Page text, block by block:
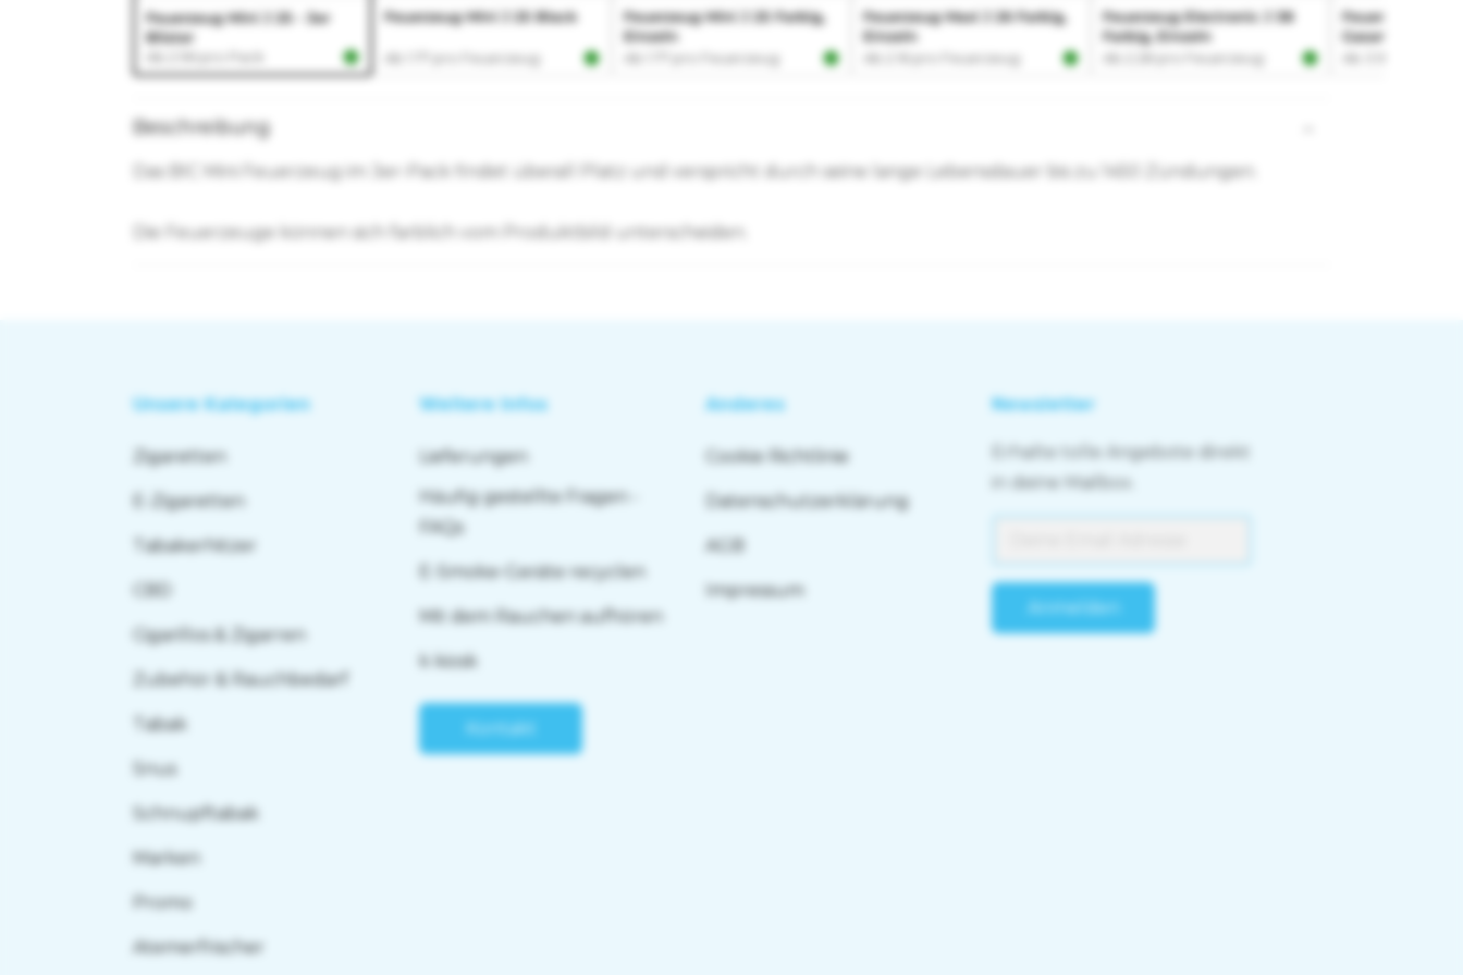
Beschreibung
Das BIC Mini Feuerzeug im 3er-Pack findet überall Platz und verspricht durch seine lange Lebensdauer bis zu 1450 Zündungen.
Die Feuerzeuge können sich farblich vom Produktbild unterscheiden.
Unsere Kategorien
Zigaretten
E-Zigaretten
Tabakerhitzer
CBD
Cigarillos & Zigarren
Zubehör & Rauchbedarf
Tabak
Snus
Schnupftabak
Marken
Promo
Atemerfrischer
Weitere Infos
Lieferungen
Häufig gestellte Fragen -
FAQs
E-Smoke-Geräte recyclen
Mit dem Rauchen aufhören
k kiosk
Kontakt
Anderes
Cookie Richtlinie
Datenschutzerklärung
AGB
Impressum
Newsletter
Erhalte tolle Angebote direkt
in deine Mailbox.
Anmelden